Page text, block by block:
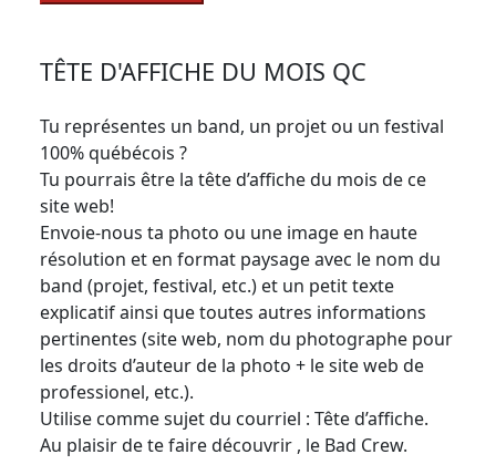
TÊTE D'AFFICHE DU MOIS QC
Tu représentes un band, un projet ou un festival
100% québécois ?
Tu pourrais être la tête d’affiche du mois de ce
site web!
Envoie-nous ta photo ou une image en haute
résolution et en format paysage avec le nom du
band (projet, festival, etc.) et un petit texte
explicatif ainsi que toutes autres informations
pertinentes (site web, nom du photographe pour
les droits d’auteur de la photo + le site web de
professionel, etc.).
Utilise comme sujet du courriel : Tête d’affiche.
Au plaisir de te faire découvrir , le Bad Crew.